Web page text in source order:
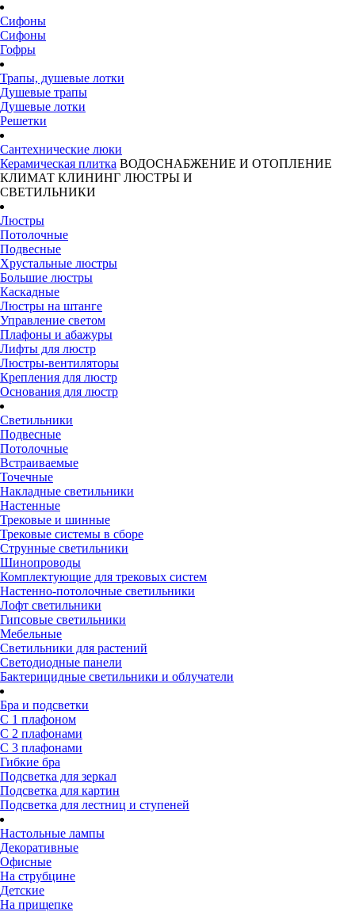
Сифоны
Сифоны
Гофры
Трапы, душевые лотки
Душевые трапы
Душевые лотки
Решетки
Сантехнические люки
Керамическая плитка ВОДОСНАБЖЕНИЕ И ОТОПЛЕНИЕ
КЛИМАТ КЛИНИНГ ЛЮСТРЫ И
СВЕТИЛЬНИКИ
Люстры
Потолочные
Подвесные
Хрустальные люстры
Большие люстры
Каскадные
Люстры на штанге
Управление светом
Плафоны и абажуры
Лифты для люстр
Люстры-вентиляторы
Крепления для люстр
Основания для люстр
Светильники
Подвесные
Потолочные
Встраиваемые
Точечные
Накладные светильники
Настенные
Трековые и шинные
Трековые системы в сборе
Струнные светильники
Шинопроводы
Комплектующие для трековых систем
Настенно-потолочные светильники
Лофт светильники
Гипсовые светильники
Мебельные
Светильники для растений
Светодиодные панели
Бактерицидные светильники и облучатели
Бра и подсветки
С 1 плафоном
С 2 плафонами
С 3 плафонами
Гибкие бра
Подсветка для зеркал
Подсветка для картин
Подсветка для лестниц и ступеней
Настольные лампы
Декоративные
Офисные
На струбцине
Детские
На прищепке